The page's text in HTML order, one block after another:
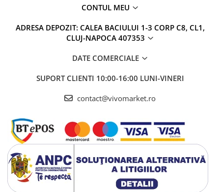
CONTUL MEU
ADRESA DEPOZIT: CALEA BACIULUI 1-3 CORP C8, CL1,
CLUJ-NAPOCA 407353
DATE COMERCIALE
SUPORT CLIENTI 10:00-16:00 LUNI-VINERI
contact@vivomarket.ro